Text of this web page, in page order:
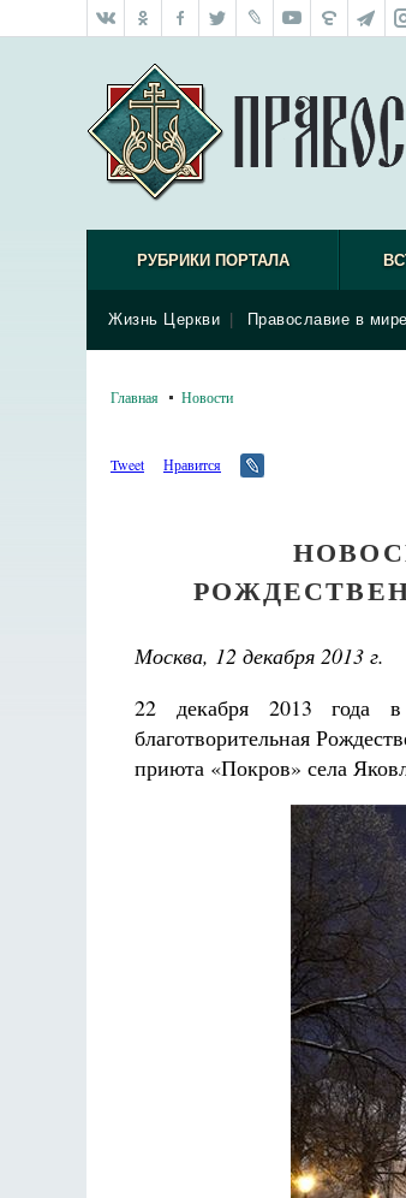
РУБРИКИ ПОРТАЛА
Жизнь Церкви Православие в мире
Главная Новости
Tweet Нравится
Москва, 12 декабря 2013 г.
22 декабря 2013 года в
благотворительная
приюта «Покров» села
Разлуки не будет
Фредерика де Грааф